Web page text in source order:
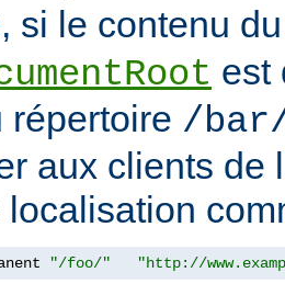
si le contenu
est
répertoire /
aux clients de
"/foo/" "http://